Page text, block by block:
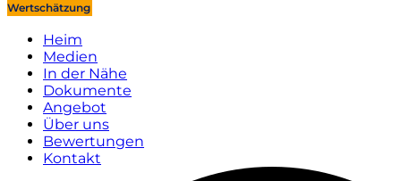
Wertschätzung
Heim
Medien
In der Nähe
Dokumente
Angebot
Über uns
Bewertungen
Kontakt